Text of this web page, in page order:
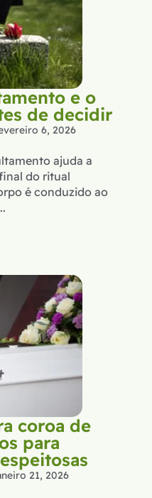
e o
de decidir
6, 2026
ajuda a
do ritual
é conduzido ao
coroa de
para
21, 2026